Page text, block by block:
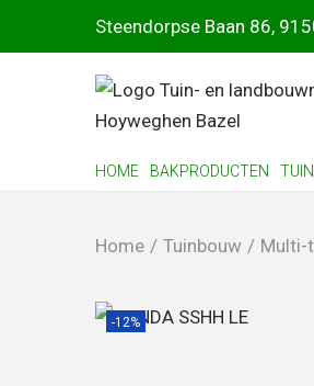
Steendorpse Baan 86,
HOME BAKPRODUCTEN
Home / Tuinbouw / Multi-
-12%